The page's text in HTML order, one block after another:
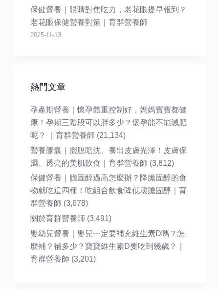
保健營養｜眼睛對焦吃力，老花眼提早報到？
老花眼保健營養對策｜育群營養師
2025-11-13
熱門文章
孕產期營養｜懷孕體重控制好，媽媽寶寶都健
康！孕期三階段可以胖多少？懷孕能不能減肥
呢？ ｜育群營養師 (21,134)
營養膠囊｜擺脫暗沈、養出皮膚光澤！皮膚保
濕、透亮的美肌飲食｜育群營養師 (3,812)
保健營養｜膽固醇過高怎麼辦？降膽固醇的食
物就吃這四種！吃組合飲食降低壞膽固醇｜育
群營養師 (3,678)
關於育群營養師 (3,491)
嬰幼兒營養｜嬰兒一定要補充維生素D嗎？怎
麼補？補多少？寶寶維生素D要吃到幾歲？｜
育群營養師 (3,201)